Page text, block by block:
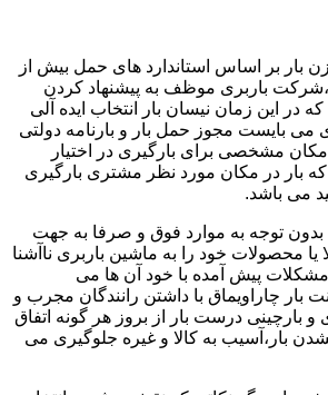
بار بر اساس استاندارد های حمل بیش از
باربری موظف به پیشنهاد کردن
در این زمان نیسان بار انتخاب ایده آلی
بایست مجوز حمل بار و بارنامه دولتی
مکان مشخصی برای بارگیری در اختیار
بار در مکان مورد نظر مشتری بارگیری
می باشد.
توجه به موارد فوق و صرفا به جهت
یا محصولات خود را به ماشین باربری ناآشنا
پیش آمده با خود آن ها می
بار چاراویماق با داشتن رانندگان مجرب و
و بارچینی درست بار از بروز هر گونه اتفاق
بار،آسیب به کالا و غیره جلوگیری می